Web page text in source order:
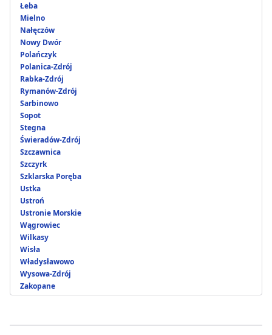
Łeba
Mielno
Nałęczów
Nowy Dwór
Polańczyk
Polanica-Zdrój
Rabka-Zdrój
Rymanów-Zdrój
Sarbinowo
Sopot
Stegna
Świeradów-Zdrój
Szczawnica
Szczyrk
Szklarska Poręba
Ustka
Ustroń
Ustronie Morskie
Wągrowiec
Wilkasy
Wisła
Władysławowo
Wysowa-Zdrój
Zakopane